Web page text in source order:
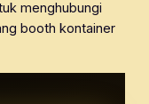
menghubungi
booth kontainer